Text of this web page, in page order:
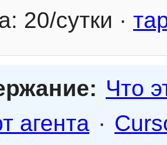
20/сутки ·
Что
агента ·